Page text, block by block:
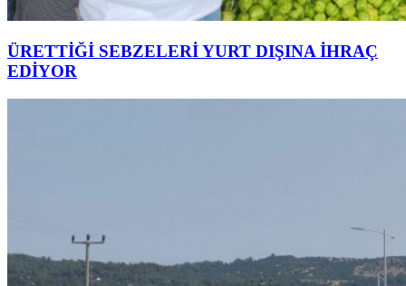
ÜRETTİĞİ SEBZELERİ YURT DIŞINA İHRAÇ
EDİYOR